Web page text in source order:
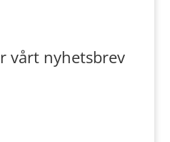
vårt nyhetsbrev